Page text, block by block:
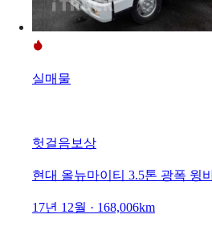
실매물
헛걸음보상
현대 올뉴마이티 3.5톤 광폭 윙
17년 12월 · 168,006km